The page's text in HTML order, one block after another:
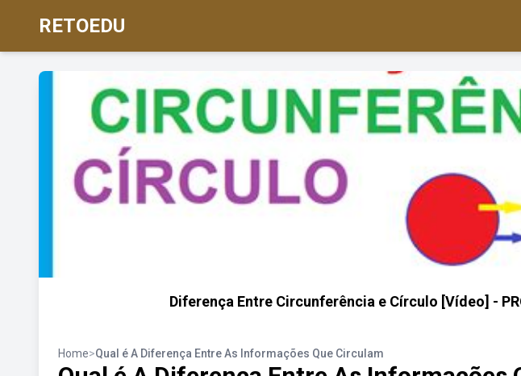
RETOEDU
Diferença Entre Circunferência e Círculo [Vídeo] -
Home>Qual é A Diferença Entre As Informações Que Circulam